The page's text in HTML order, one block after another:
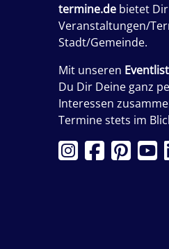
termine.de bietet
Veranstaltungen/
Stadt/Gemeinde.
Mit unseren
Du Dir Deine ganz
Interessen
Termine stets im